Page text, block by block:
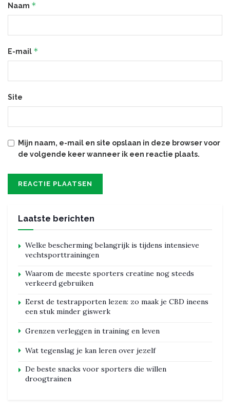
Naam *
E-mail *
Site
Mijn naam, e-mail en site opslaan in deze browser voor
de volgende keer wanneer ik een reactie plaats.
Laatste berichten
Welke bescherming belangrijk is tijdens intensieve
vechtsporttrainingen
Waarom de meeste sporters creatine nog steeds
verkeerd gebruiken
Eerst de testrapporten lezen: zo maak je CBD ineens
een stuk minder giswerk
Grenzen verleggen in training en leven
Wat tegenslag je kan leren over jezelf
De beste snacks voor sporters die willen
droogtrainen